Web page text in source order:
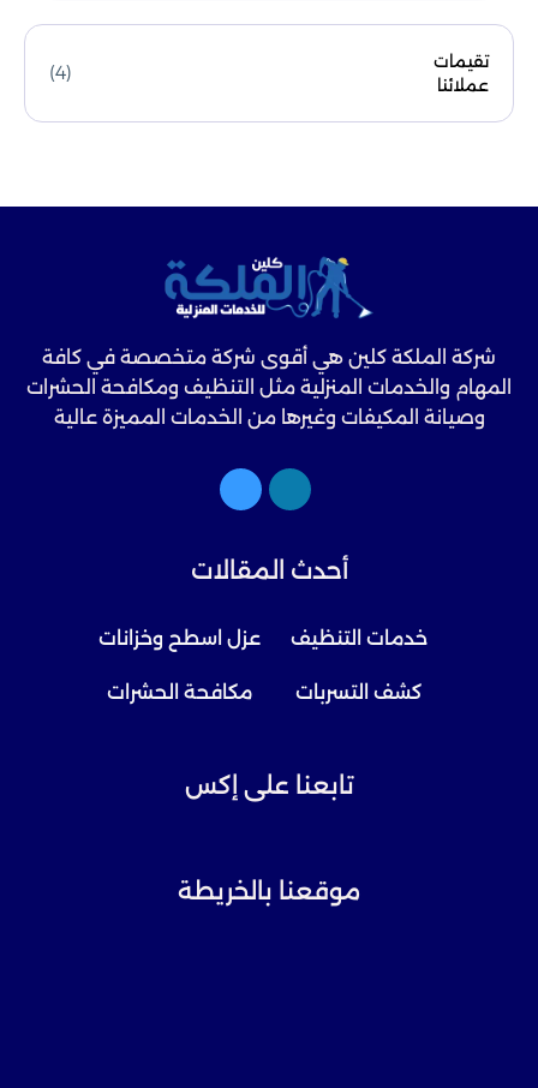
تقيمات
عملائنا
(4)
شركة الملكة كلين هي أقوى شركة متخصصة في كافة
المهام والخدمات المنزلية مثل التنظيف ومكافحة الحشرات
وصيانة المكيفات وغيرها من الخدمات المميزة عالية
أحدث المقالات
خدمات التنظيف عزل اسطح وخزانات
كشف التسربات مكافحة الحشرات
تابعنا على إكس
موقعنا بالخريطة